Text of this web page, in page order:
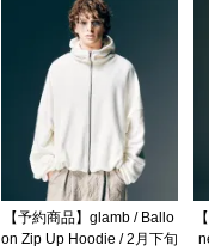
【予約商品】glamb / Ballo
on Zip Up Hoodie / 2月下旬